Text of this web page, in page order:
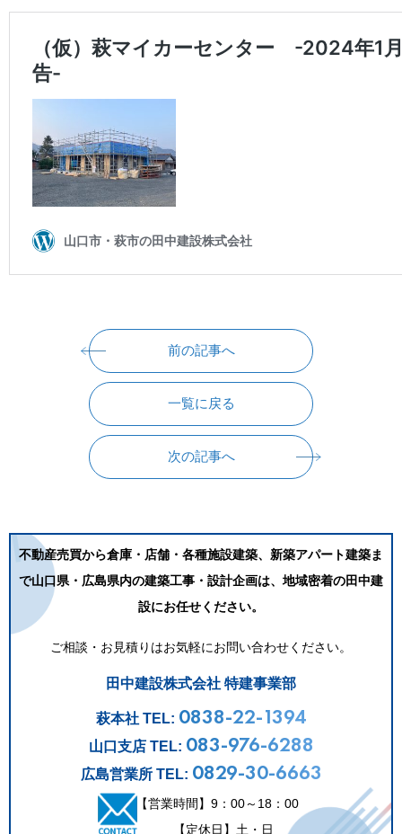
前の記事へ
一覧に戻る
次の記事へ
不動産売買から倉庫・店舗・各種施設建築、新築アパート建築ま
で山口県・広島県内の建築工事・設計企画は、地域密着の田中建
設にお任せください。
ご相談・お見積りはお気軽にお問い合わせください。
田中建設株式会社 特建事業部
萩本社 TEL: 0838-22-1394
山口支店 TEL: 083-976-6288
広島営業所 TEL: 0829-30-6663
【営業時間】9：00～18：00
【定休日】土・日